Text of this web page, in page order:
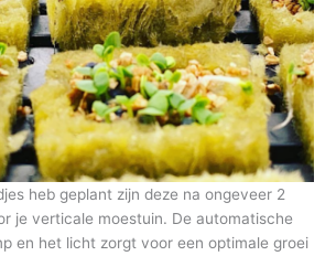
heb geplant zijn deze na ongeveer 2
je verticale moestuin. De automatische
en het licht zorgt voor een optimale groei